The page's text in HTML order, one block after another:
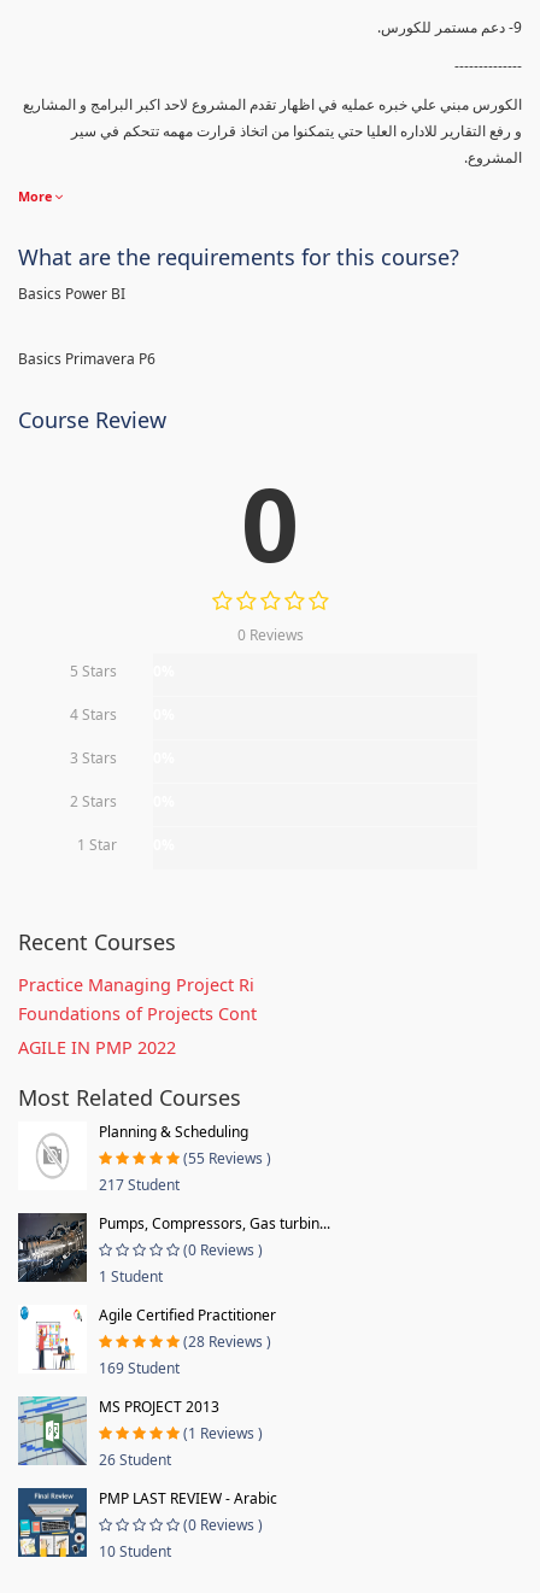
9- دعم مستمر للكورس.
--------------
الكورس مبني علي خبره عمليه في اظهار تقدم المشروع لاحد اكبر البرامج و المشاريع
و رفع التقارير للاداره العليا حتي يتمكنوا من اتخاذ قرارت مهمه تتحكم في سير
المشروع.
More
What are the requirements for this course?
Basics Power BI
Basics Primavera P6
Course Review
0
0 Reviews
5 Stars
4 Stars
3 Stars
2 Stars
1 Star
Recent Courses
Practice Managing Project Ri
Foundations of Projects Cont
AGILE IN PMP 2022
Most Related Courses
Planning & Scheduling
(55 Reviews )
217 Student
Pumps, Compressors, Gas turbin...
(0 Reviews )
1 Student
Agile Certified Practitioner
(28 Reviews )
169 Student
MS PROJECT 2013
(1 Reviews )
26 Student
PMP LAST REVIEW - Arabic
(0 Reviews )
10 Student